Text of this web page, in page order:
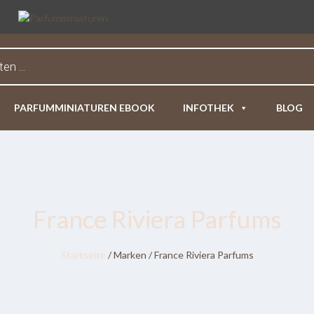
PARFUMMINIATUREN EBOOK INFOTHEK BLOG
France Riviera Parfums
Startseite / Marken / France Riviera Parfums